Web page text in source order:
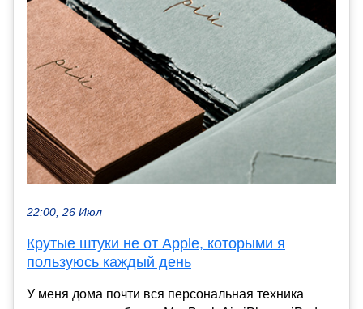
22:00, 26 Июл
Крутые штуки не от Apple, которыми я
пользуюсь каждый день
У меня дома почти вся персональная техника